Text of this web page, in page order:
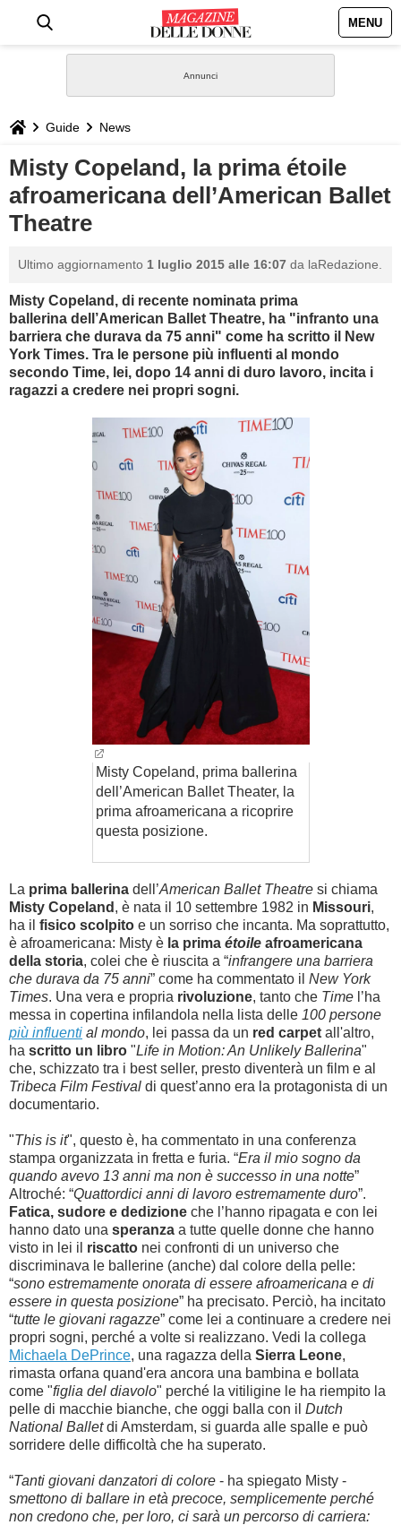
MENU
STILE
BIOGRAFIE
GASTRONOMIA
CAPELLI
SESSO
Guide News
Misty Copeland, la prima étoile
afroamericana dell’American Ballet
Theatre
Ultimo aggiornamento 1 luglio 2015 alle 16:07 da laRedazione.
Misty Copeland, di recente nominata prima
ballerina dell’American Ballet Theatre, ha "infranto una
barriera che durava da 75 anni" come ha scritto il New
York Times. Tra le persone più influenti al mondo
secondo Time, lei, dopo 14 anni di duro lavoro, incita i
ragazzi a credere nei propri sogni.
Misty Copeland, prima ballerina
dell’American Ballet Theater, la
prima afroamericana a ricoprire
questa posizione.
La prima ballerina dell’American Ballet Theatre si chiama
Misty Copeland , è nata il 10 settembre 1982 in Missouri,
ha il fisico scolpito e un sorriso che incanta. Ma soprattutto,
è afroamericana: Misty è la prima étoile afroamericana
della storia, colei che è riuscita a “infrangere una barriera
che durava da 75 anni” come ha commentato il New York
Times. Una vera e propria rivoluzione, tanto che Time l’ha
messa in copertina infilandola nella lista delle 100 persone
più influenti al mondo, lei passa da un red carpet all'altro,
ha scritto un libro "Life in Motion: An Unlikely Ballerina"
che, schizzato tra i best seller, presto diventerà un film e al
Tribeca Film Festival di quest’anno era la protagonista di un
documentario.
"This is it", questo è, ha commentato in una conferenza
stampa organizzata in fretta e furia. “Era il mio sogno da
quando avevo 13 anni ma non è successo in una notte”
Altroché: “Quattordici anni di lavoro estremamente duro”.
Fatica, sudore e dedizione che l’hanno ripagata e con lei
hanno dato una speranza a tutte quelle donne che hanno
visto in lei il riscatto nei confronti di un universo che
discriminava le ballerine (anche) dal colore della pelle:
“sono estremamente onorata di essere afroamericana e di
essere in questa posizione” ha precisato. Perciò, ha incitato
“tutte le giovani ragazze” come lei a continuare a credere nei
propri sogni, perché a volte si realizzano. Vedi la collega
Michaela DePrince, una ragazza della Sierra Leone,
rimasta orfana quand'era ancora una bambina e bollata
come "figlia del diavolo" perché la vitiligine le ha riempito la
pelle di macchie bianche, che oggi balla con il Dutch
National Balletdi Amsterdam, si guarda alle spalle e può
sorridere delle difficoltà che ha superato.
“Tanti giovani danzatori di colore - ha spiegato Misty -
smettono di ballare in età precoce, semplicemente perché
non credono che, per loro, ci sarà un percorso di carriera: